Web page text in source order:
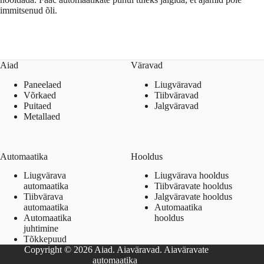
immitsenud õli.
Aiad
Paneelaed
Võrkaed
Puitaed
Metallaed
Väravad
Liugväravad
Tiibväravad
Jalgväravad
Automaatika
Liugvärava
automaatika
Tiibvärava
automaatika
Automaatika
juhtimine
Tõkkepuud
Hooldus
Liugvärava hooldus
Tiibväravate hooldus
Jalgväravate hooldus
Automaatika
hooldus
Copyright © 2026 Aiad. Aiaväravad. Aiaväravate
automaatika